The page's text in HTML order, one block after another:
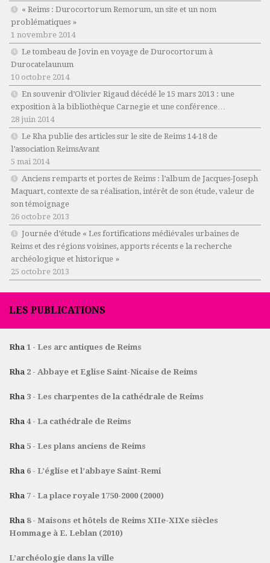
« Reims : Durocortorum Remorum, un site et un nom
problématiques »
1 novembre 2014
Le tombeau de Jovin en voyage de Durocortorum à
Durocatelaunum
10 octobre 2014
En souvenir d’Olivier Rigaud décédé le 15 mars 2013 : une
exposition à la bibliothèque Carnegie et une conférence…
28 juin 2014
Le Rha publie des articles sur le site de Reims 14-18 de
l’association ReimsAvant
5 mai 2014
Anciens remparts et portes de Reims : l’album de Jacques-Joseph
Maquart, contexte de sa réalisation, intérêt de son étude, valeur de
son témoignage
26 octobre 2013
Journée d’étude « Les fortifications médiévales urbaines de
Reims et des régions voisines, apports récents e la recherche
archéologique et historique »
25 octobre 2013
LES PUBLICATIONS
Rha 1 - Les arc antiques de Reims
Rha 2 - Abbaye et Eglise Saint-Nicaise de Reims
Rha 3 - Les charpentes de la cathédrale de Reims
Rha 4 - La cathédrale de Reims
Rha 5 - Les plans anciens de Reims
Rha 6 - L’église et l’abbaye Saint-Remi
Rha 7 - La place royale 1750-2000 (2000)
Rha 8 - Maisons et hôtels de Reims XIIe-XIXe siècles
Hommage à E. Leblan (2010)
L’archéologie dans la ville